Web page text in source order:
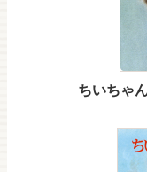
ちいちゃ